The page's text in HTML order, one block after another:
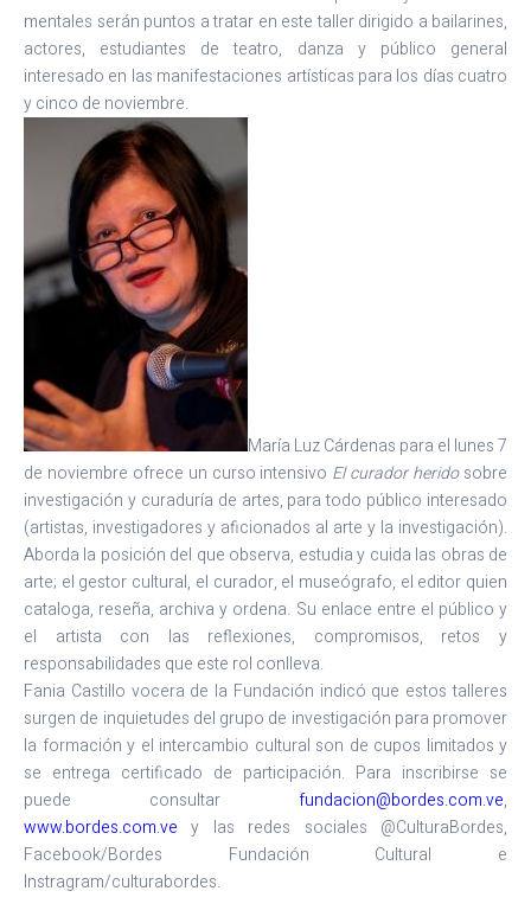
mentales serán puntos a tratar en este taller dirigido a bailarines,
actores, estudiantes de teatro, danza y público general
interesado en las manifestaciones artísticas para los días cuatro
y cinco de noviembre.
María Luz Cárdenas para el lunes 7
de noviembre ofrece un curso intensivo El curador heridosobre
investigación y curaduría de artes, para todo público interesado
(artistas, investigadores y aficionados al arte y la investigación).
Aborda la posición del que observa, estudia y cuida las obras de
arte; el gestor cultural, el curador, el museógrafo, el editor quien
cataloga, reseña, archiva y ordena. Su enlace entre el público y
el artista con las reflexiones, compromisos, retos y
responsabilidades que este rol conlleva.
Fania Castillo vocera de la Fundación indicó que estos talleres
surgen de inquietudes del grupo de investigación para promover
la formación y el intercambio cultural son de cupos limitados y
se entrega certificado de participación. Para inscribirse se
puede consultar fundacion@bordes.com.ve,
www.bordes.com.ve y las redes sociales @CulturaBordes,
Facebook/Bordes Fundación Cultural e
Instragram/culturabordes.